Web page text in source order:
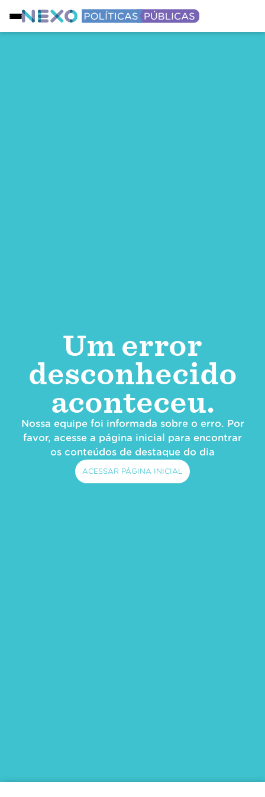
Um error
desconhecido
aconteceu.
Nossa equipe foi informada sobre o erro. Por
favor, acesse a página inicial para encontrar
os conteúdos de destaque do dia
ACESSAR PÁGINA INICIAL